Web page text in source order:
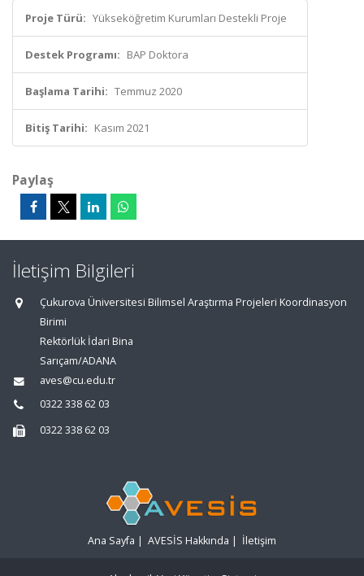
Proje Türü: Yükseköğretim Kurumları Destekli Proje
Destek Programı: BAP Doktora
Başlama Tarihi: Temmuz 2020
Bitiş Tarihi: Kasım 2021
Paylaş
İletişim Bilgileri
Çukurova Üniversitesi Bilimsel Araştırma Projeleri Koordinasyon
Birimi
Rektörlük İdari Bina
Sarıçam/ADANA
aves@cu.edu.tr
0322 338 62 03
0322 338 62 03
Ana Sayfa | AVESİS Hakkında | İletişim